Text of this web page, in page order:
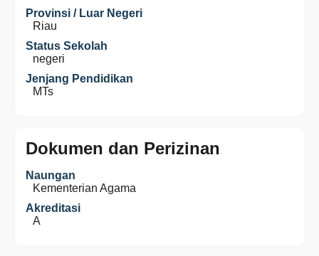
Provinsi / Luar Negeri
Riau
Status Sekolah
negeri
Jenjang Pendidikan
MTs
Dokumen dan Perizinan
Naungan
Kementerian Agama
Akreditasi
A